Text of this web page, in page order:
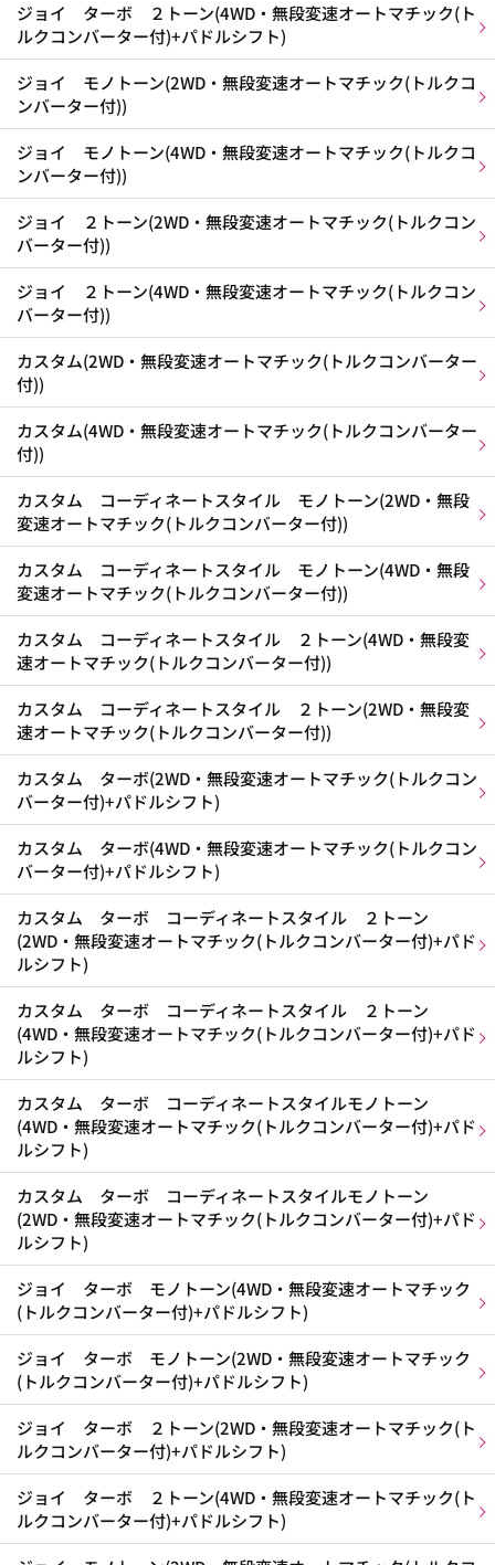
ジョイ ターボ ２トーン(4WD・無段変速オートマチック(ト
ルクコンバーター付)+パドルシフト)
ジョイ モノトーン(2WD・無段変速オートマチック(トルクコ
ンバーター付))
ジョイ モノトーン(4WD・無段変速オートマチック(トルクコ
ンバーター付))
ジョイ ２トーン(2WD・無段変速オートマチック(トルクコン
バーター付))
ジョイ ２トーン(4WD・無段変速オートマチック(トルクコン
バーター付))
カスタム(2WD・無段変速オートマチック(トルクコンバーター
付))
カスタム(4WD・無段変速オートマチック(トルクコンバーター
付))
カスタム コーディネートスタイル モノトーン(2WD・無段
変速オートマチック(トルクコンバーター付))
カスタム コーディネートスタイル モノトーン(4WD・無段
変速オートマチック(トルクコンバーター付))
カスタム コーディネートスタイル ２トーン(4WD・無段変
速オートマチック(トルクコンバーター付))
カスタム コーディネートスタイル ２トーン(2WD・無段変
速オートマチック(トルクコンバーター付))
カスタム ターボ(2WD・無段変速オートマチック(トルクコン
バーター付)+パドルシフト)
カスタム ターボ(4WD・無段変速オートマチック(トルクコン
バーター付)+パドルシフト)
カスタム ターボ コーディネートスタイル ２トーン
(2WD・無段変速オートマチック(トルクコンバーター付)+パド
ルシフト)
カスタム ターボ コーディネートスタイル ２トーン
(4WD・無段変速オートマチック(トルクコンバーター付)+パド
ルシフト)
カスタム ターボ コーディネートスタイルモノトーン
(4WD・無段変速オートマチック(トルクコンバーター付)+パド
ルシフト)
カスタム ターボ コーディネートスタイルモノトーン
(2WD・無段変速オートマチック(トルクコンバーター付)+パド
ルシフト)
ジョイ ターボ モノトーン(4WD・無段変速オートマチック
(トルクコンバーター付)+パドルシフト)
ジョイ ターボ モノトーン(2WD・無段変速オートマチック
(トルクコンバーター付)+パドルシフト)
ジョイ ターボ ２トーン(2WD・無段変速オートマチック(ト
ルクコンバーター付)+パドルシフト)
ジョイ ターボ ２トーン(4WD・無段変速オートマチック(ト
ルクコンバーター付)+パドルシフト)